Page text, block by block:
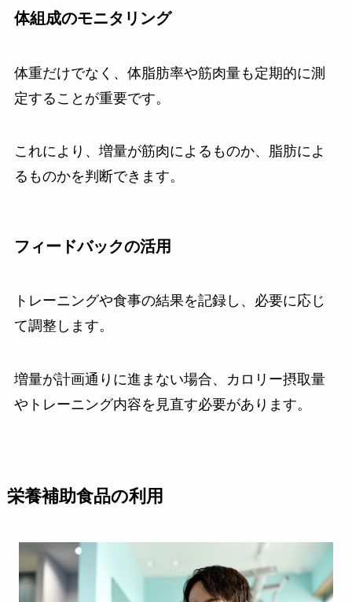
体組成のモニタリング
体重だけでなく、体脂肪率や筋肉量も定期的に測
定することが重要です。
これにより、増量が筋肉によるものか、脂肪によ
るものかを判断できます。
フィードバックの活用
トレーニングや食事の結果を記録し、必要に応じ
て調整します。
増量が計画通りに進まない場合、カロリー摂取量
やトレーニング内容を見直す必要があります。
栄養補助食品の利用